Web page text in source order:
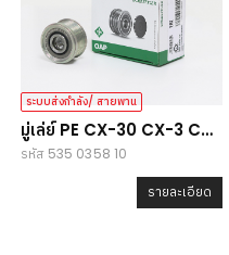
ระบบส่งกำลัง/ สายพาน
มู่เล่ย์ PE CX-30 CX-3 CX-
5 2.0 ปี18, MAZ3 2.0
รหัส 535 0358 10
รายละเอียด